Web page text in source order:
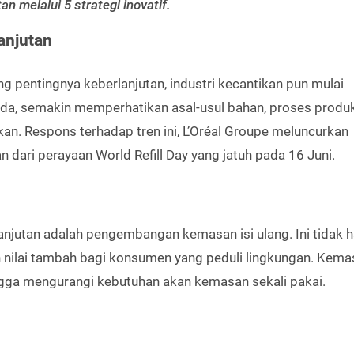
melalui 5 strategi inovatif.
pentingnya keberlanjutan, industri kecantikan pun mulai
semakin memperhatikan asal-usul bahan, proses
Respons terhadap tren ini, L’Oréal Groupe meluncurkan
perayaan World Refill Day yang jatuh pada 16 Juni.
adalah pengembangan kemasan isi ulang. Ini tidak
tambah bagi konsumen yang peduli lingkungan.
mengurangi kebutuhan akan kemasan sekali pakai.